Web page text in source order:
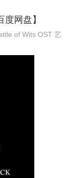
网盘】
of Wits OST 艺